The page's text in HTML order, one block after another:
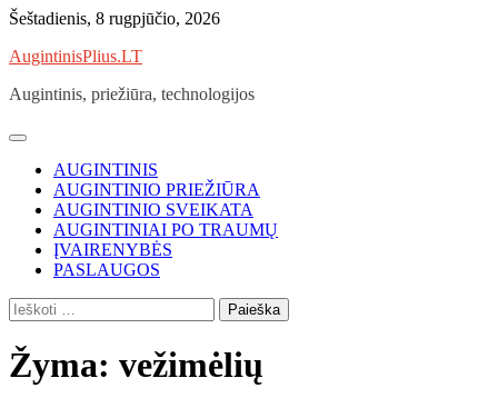
Skip
content
Šeštadienis, 8 rugpjūčio, 2026
AugintinisPlius.LT
Augintinis, priežiūra, technologijos
AUGINTINIS
AUGINTINIO PRIEŽIŪRA
AUGINTINIO SVEIKATA
AUGINTINIAI PO TRAUMŲ
ĮVAIRENYBĖS
PASLAUGOS
Ieškoti:
Žyma: vežimėlių